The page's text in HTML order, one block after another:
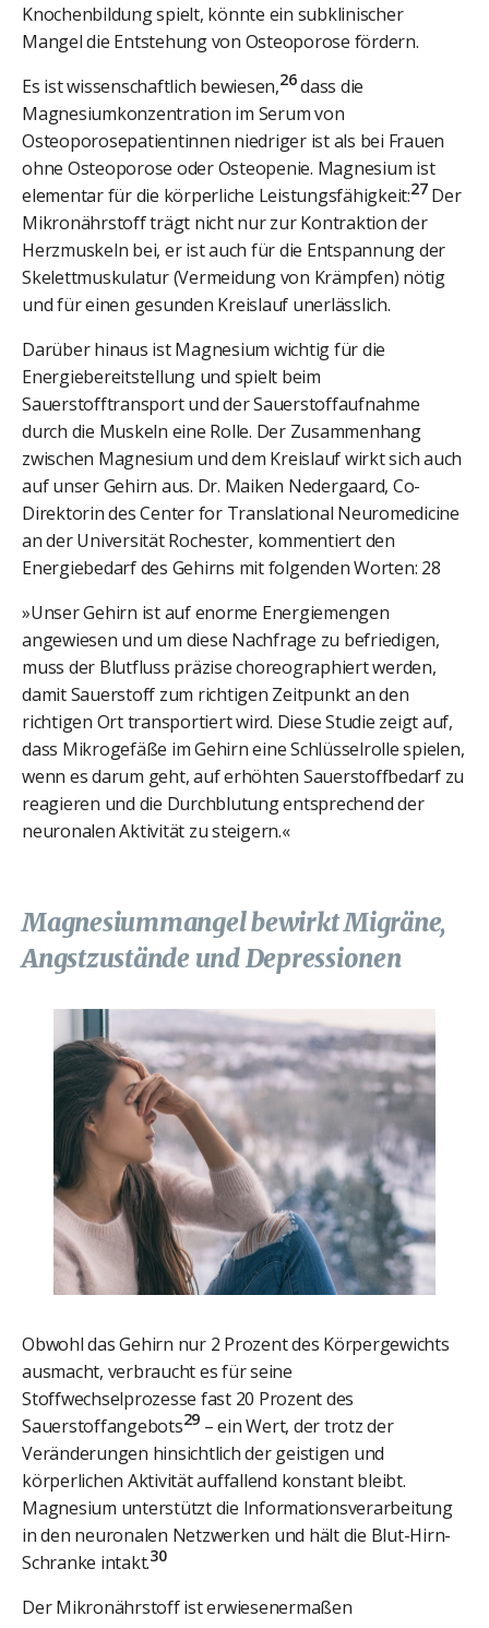
Knochenbildung spielt, könnte ein subklinischer
Mangel die Entstehung von Osteoporose fördern.
Es ist wissenschaftlich bewiesen,26dass die
Magnesiumkonzentration im Serum von
Osteoporosepatientinnen niedriger ist als bei Frauen
ohne Osteoporose oder Osteopenie. Magnesium ist
elementar für die körperliche Leistungsfähigkeit:27 Der
Mikronährstoff trägt nicht nur zur Kontraktion der
Herzmuskeln bei, er ist auch für die Entspannung der
Skelettmuskulatur (Vermeidung von Krämpfen) nötig
und für einen gesunden Kreislauf unerlässlich.
Darüber hinaus ist Magnesium wichtig für die
Energiebereitstellung und spielt beim
Sauerstofftransport und der Sauerstoffaufnahme
durch die Muskeln eine Rolle. Der Zusammenhang
zwischen Magnesium und dem Kreislauf wirkt sich auch
auf unser Gehirn aus. Dr. Maiken Nedergaard, Co-
Direktorin des Center for Translational Neuromedicine
an der Universität Rochester, kommentiert den
Energiebedarf des Gehirns mit folgenden Worten: 28
»Unser Gehirn ist auf enorme Energiemengen
angewiesen und um diese Nachfrage zu befriedigen,
muss der Blutfluss präzise choreographiert werden,
damit Sauerstoff zum richtigen Zeitpunkt an den
richtigen Ort transportiert wird. Diese Studie zeigt auf,
dass Mikrogefäße im Gehirn eine Schlüsselrolle spielen,
wenn es darum geht, auf erhöhten Sauerstoffbedarf zu
reagieren und die Durchblutung entsprechend der
neuronalen Aktivität zu steigern.«
Magnesiummangel bewirkt Migräne,
Angstzustände und Depressionen
Obwohl das Gehirn nur 2 Prozent des Körpergewichts
ausmacht, verbraucht es für seine
Stoffwechselprozesse fast 20 Prozent des
Sauerstoffangebots29 – ein Wert, der trotz der
Veränderungen hinsichtlich der geistigen und
körperlichen Aktivität auffallend konstant bleibt.
Magnesium unterstützt die Informationsverarbeitung
in den neuronalen Netzwerken und hält die Blut-Hirn-
Schranke intakt.30
Der Mikronährstoff ist erwiesenermaßen